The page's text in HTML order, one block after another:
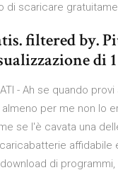
scaricare
filtered by.
di
- Ah se quando
per me non lo
se l'è cavata una
di